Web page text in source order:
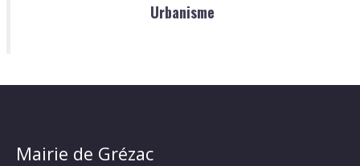
Urbanisme
Mairie de Grézac